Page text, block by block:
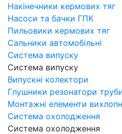
Накінечники кермових тяг
Насоси та бачки ГПК
Пильовики кермових тяг
Сальники автомобільні
Система випуску
Система випуску
Випускні колектори
Глушники резонатори
Монтажні елементи
Система охолодження
Система охолодження